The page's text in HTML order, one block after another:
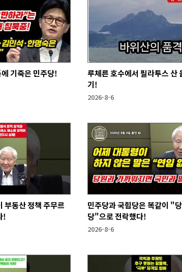
기죽은 민주당!
루체른 호수에서 필라투스 산
기!
2026-8-6
부동산 정책 주무르
!
민주당과 국힘당은 똑같이 "
당"으로 전락했다!
2026-8-6